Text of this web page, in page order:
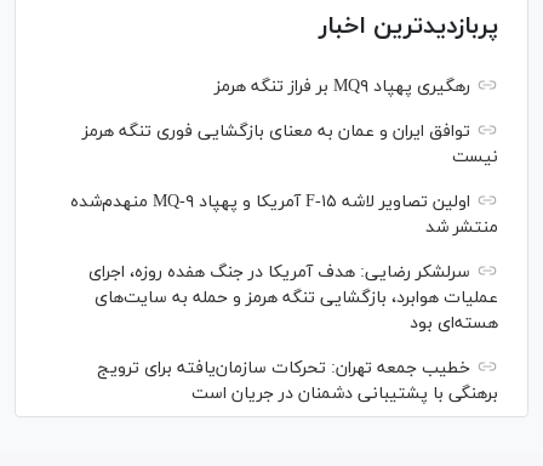
پربازدیدترین اخبار
رهگیری پهپاد MQ۹ بر فراز تنگه هرمز
توافق ایران و عمان به معنای بازگشایی فوری تنگه هرمز
نیست
اولین تصاویر لاشه F-۱۵ آمریکا و پهپاد MQ-۹ منهدم‌شده
منتشر شد
سرلشکر رضایی: هدف آمریکا در جنگ هفده روزه، اجرای
عملیات هوابرد، بازگشایی تنگه هرمز و حمله به سایت‌های
هسته‌ای بود
خطیب جمعه تهران: تحرکات سازمان‌یافته برای ترویج
برهنگی با پشتیبانی دشمنان در جریان است